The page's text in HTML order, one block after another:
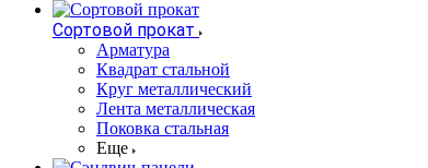
Сортовой прокат
Арматура
Квадрат стальной
Круг металлический
Лента металлическая
Поковка стальная
Еще